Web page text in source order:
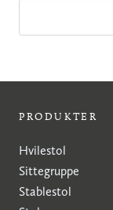
PRODUKTER
Hvilestol
Sittegruppe
Stablestol